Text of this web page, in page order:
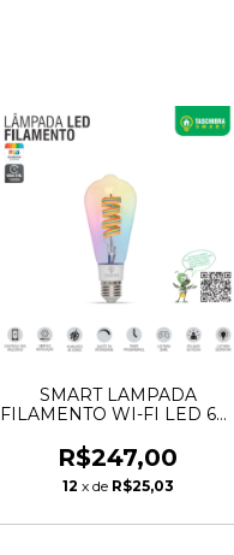
SMART LAMPADA
FILAMENTO WI-FI LED 6W
R$247,00
12 x de R$25,03